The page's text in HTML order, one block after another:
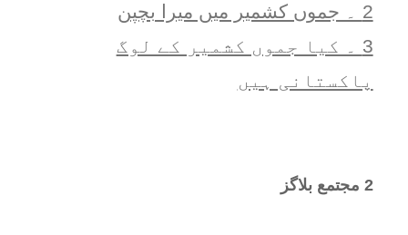
2 ۔ جموں کشمیر میں میرا بچپن
3 ۔ کیا جموں کشمیر کے لوگ
پاکستانی ہیں
2 مجتمع بلاگز